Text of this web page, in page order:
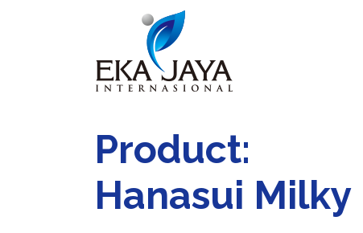
Product:
Hanasui